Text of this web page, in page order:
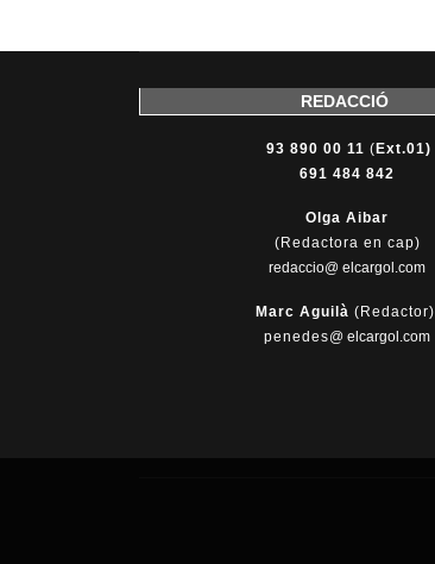
REDACCIÓ
93 890 00 11 ( Ext.01)
691 484 842
Olga Aibar
(Redactora en cap)
redaccio@ elcargol.com
Marc Aguilà (Redactor)
penedes@ elcargol.com